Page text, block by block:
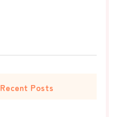
Recent Posts